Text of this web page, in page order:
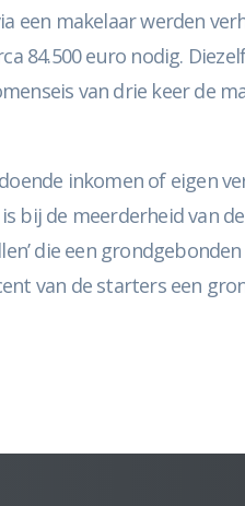
een makelaar werden
84.500 euro nodig.
van drie keer de
inkomen of eigen
bij de meerderheid van
die een
van de starters een